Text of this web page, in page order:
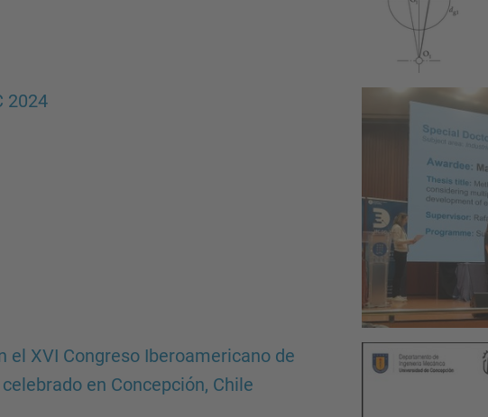
2024
el XVI Congreso Iberoamericano de
en Concepción, Chile